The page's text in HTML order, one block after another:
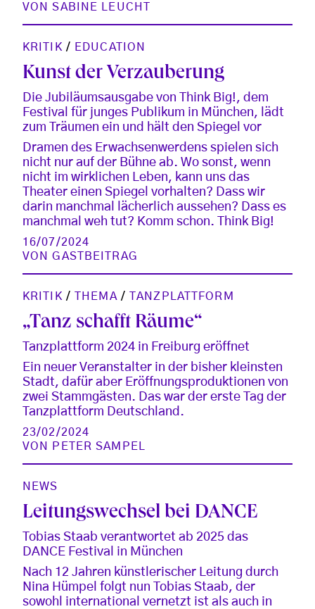
VONSABINE LEUCHT
KRITIK / EDUCATION
Kunst der Verzauberung
Die Jubiläumsausgabe von Think Big!, dem
Festival für junges Publikum in München, lädt
zum Träumen ein und hält den Spiegel vor
Dramen des Erwachsenwerdens spielen sich
nicht nur auf der Bühne ab. Wo sonst, wenn
nicht im wirklichen Leben, kann uns das
Theater einen Spiegel vorhalten? Dass wir
darin manchmal lächerlich aussehen? Dass es
manchmal weh tut? Komm schon. Think Big!
16/07/2024
VONGASTBEITRAG
KRITIK / THEMA / TANZPLATTFORM
„Tanz schafft Räume“
Tanzplattform 2024 in Freiburg eröffnet
Ein neuer Veranstalter in der bisher kleinsten
Stadt, dafür aber Eröffnungsproduktionen von
zwei Stammgästen. Das war der erste Tag der
Tanzplattform Deutschland.
23/02/2024
VON
PETER SAMPEL
NEWS
Leitungswechsel bei DANCE
Tobias Staab verantwortet ab 2025 das
DANCE Festival in München
Nach 12 Jahren künstlerischer Leitung durch
Nina Hümpel folgt nun Tobias Staab, der
sowohl international vernetzt ist als auch in